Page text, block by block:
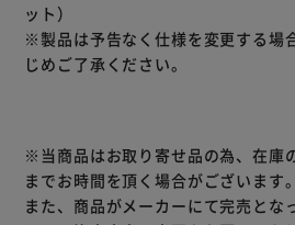
ット）
※製品は予告なく仕様を変更する場
じめご了承ください。
※当商品はお取り寄せ品の為、在庫
までお時間を頂く場合がございます。
また、商品がメーカーにて完売とな